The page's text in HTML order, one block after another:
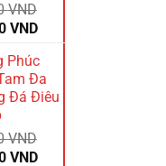
VND
VND.
VNDGiá
hiện
tại
là:
1.392.000 VND.
Phúc
Đa
Đá Điêu
VND
VNDGiá